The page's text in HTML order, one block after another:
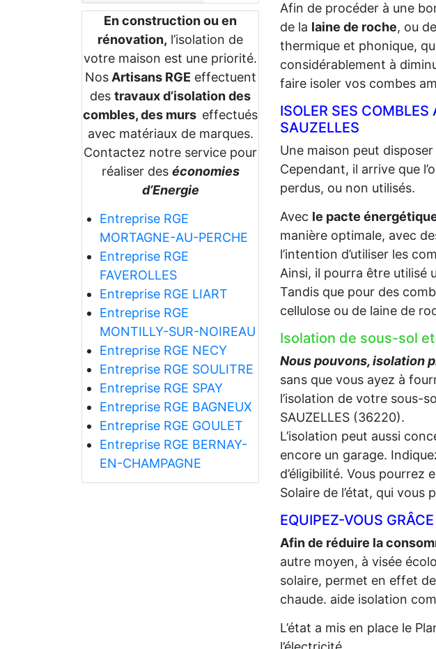
En construction ou en
rénovation, l’isolation de
votre maison est une priorité.
NosArtisans RGE effectuent
des travaux d’isolation des
combles, des murs effectués
avec matériaux de marques.
Contactez notre service pour
réaliser des économies
d’Energie
Entreprise RGE
MORTAGNE-AU-PERCHE
Entreprise RGE
FAVEROLLES
Entreprise RGE LIART
Entreprise RGE
MONTILLY-SUR-NOIREAU
Entreprise RGE NECY
Entreprise RGE SOULITRE
Entreprise RGE SPAY
Entreprise RGE BAGNEUX
Entreprise RGE GOULET
Entreprise RGE BERNAY-
EN-CHAMPAGNE
Afin de procéder à une
de la laine de roche, ou
thermique et phonique,
considérablement à
faire isoler vos combes
ISOLER SES
SAUZELLES
Une maison peut
Cependant, il arrive que
perdus, ou non utilisés.
Avec le pacte
manière optimale, avec
l’intention d’utiliser les
Ainsi, il pourra être utilisé
Tandis que pour des
cellulose ou de laine de
Isolation de sous-sol
Nous pouvons, isolation
sans que vous ayez à
l’isolation de votre sous-
SAUZELLES (36220).
L’isolation peut aussi
encore un garage.
d’éligibilité. Vous pourrez
Solaire de l’état, qui
EQUIPEZ-VOUS
Afin de réduire la
autre moyen, à visée
solaire, permet en effet
chaude. aide isolation
L’état a mis en place le